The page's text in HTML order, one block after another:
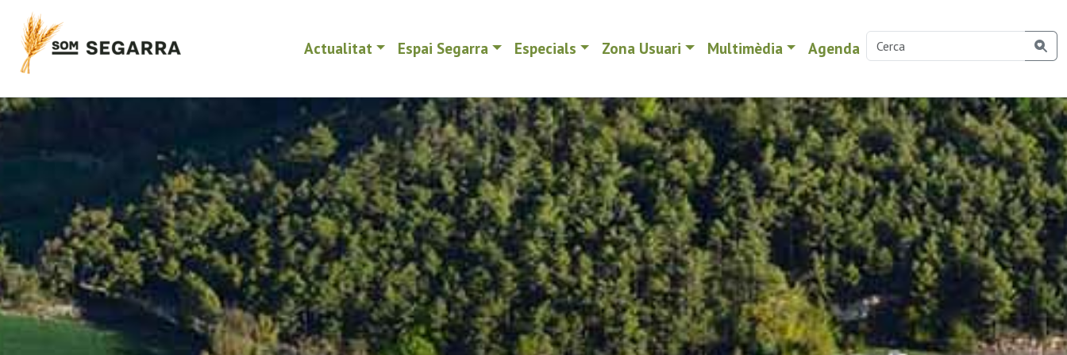
Actualitat Espai Segarra Especials Zona Usuari Multimèdia Agenda